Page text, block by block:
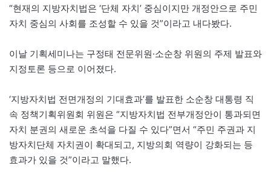
“현재의 지방자치법은 ‘단체 자치’ 중심이지만 개정안으로 주민
자치 중심의 사회를 조성할 수 있을 것”이라고 내다봤다.
이날 기획세미나는 구정태 전문위원·소순창 위원의 주제 발표와
지정토론 등으로 이어졌다.
‘지방자치법 전면개정의 기대효과’를 발표한 소순창 대통령 직
속 정책기획위원회 위원은 “지방자치법 전부개정안이 통과되면
자치 분권의 새로운 초석을 다질 수 있다”면서 “주민 주권과 지
방자치단체 자치권이 확대되고, 지방의회 역량이 강화되는 등
효과가 있을 것”이라고 말했다.